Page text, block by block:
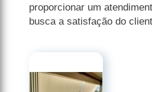
proporcionar um
busca a satisfação do